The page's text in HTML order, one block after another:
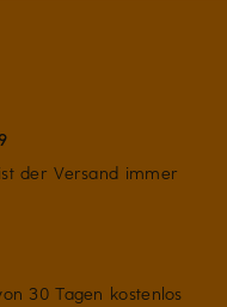
der Versand immer
30 Tagen kostenlos